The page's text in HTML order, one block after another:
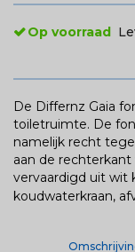
Op voorraad
De Differnz Gaia
toiletruimte. De
namelijk recht
aan de
vervaardigd uit wit
koudwaterkraan,